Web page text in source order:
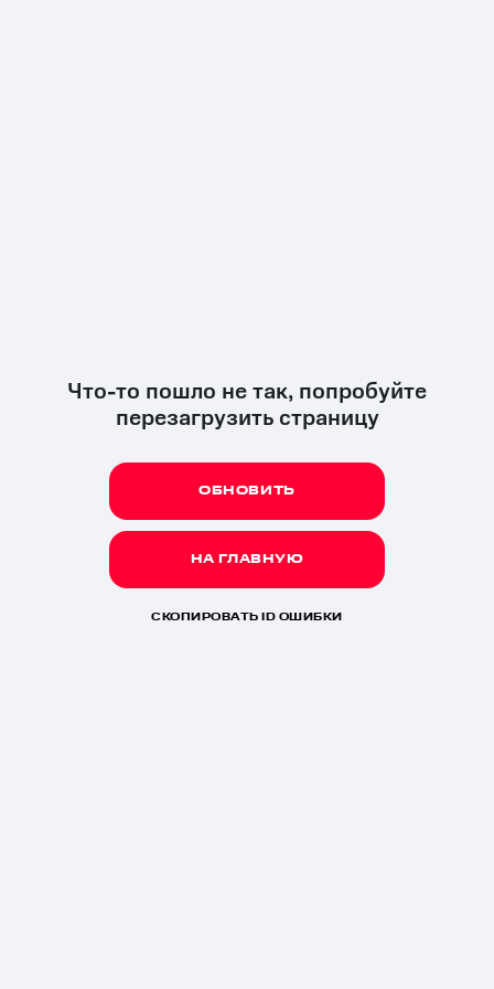
Что-то пошло не так, попробуйте
перезагрузить страницу
ОБНОВИТЬ
НА ГЛАВНУЮ
СКОПИРОВАТЬ ID ОШИБКИ